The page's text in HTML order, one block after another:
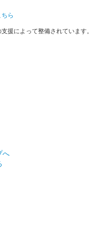
ら
援によって整備されています。
へ